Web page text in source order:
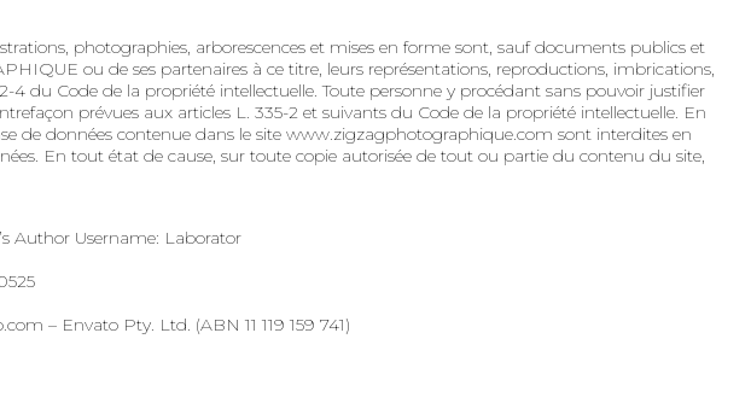
photographies, arborescences et mises en forme sont, sauf documents publics et
ou de ses partenaires à ce titre, leurs représentations, reproductions, imbrications,
du Code de la propriété intellectuelle. Toute personne y procédant sans pouvoir justifier
prévues aux articles L. 335-2 et suivants du Code de la propriété intellectuelle. En
de données contenue dans le site www.zigzagphotographique.com sont interdites en
En tout état de cause, sur toute copie autorisée de tout ou partie du contenu du site,
Author Username: Laborator
– Envato Pty. Ltd. (ABN 11 119 159 741)